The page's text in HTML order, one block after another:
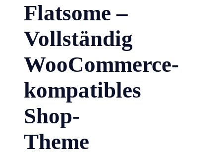
Flatsome –
Vollständig
WooCommerce-
kompatibles
Shop-
Theme